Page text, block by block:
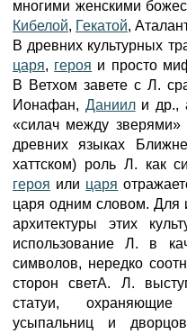
многими женскими
Кибелой, Гекатой,
В древних культурных
царя, героя и просто
В Ветхом завете с Л.
Ионафан, Даниили др.,
«силач между
древних языках
хаттском) роль Л. как
героя или царя
царя одним словом. Для
архитектуры этих
использование Л. в
символов, нередко
сторон светА. Л.
статуи, охраняющие
усыпальниц и